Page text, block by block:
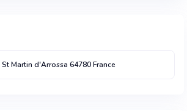
St Martin d'Arrossa 64780France